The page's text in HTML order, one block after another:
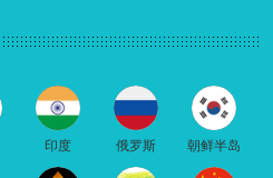
印度 俄罗斯 朝鲜半岛